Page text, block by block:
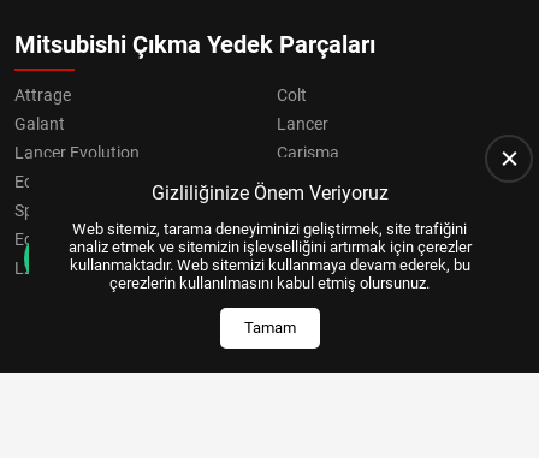
Mitsubishi Çıkma Yedek Parçaları
Attrage
Colt
Galant
Lancer
Lancer Evolution
Carisma
Eclipse
Grandis
Space Star
Eclipse Cross
OUTLANDER
L200
Pajero
Gizliliğinize Önem Veriyoruz
Web sitemiz, tarama deneyiminizi geliştirmek, site trafiğini
analiz etmek ve sitemizin işlevselliğini artırmak için çerezler
kullanmaktadır. Web sitemizi kullanmaya devam ederek, bu
çerezlerin kullanılmasını kabul etmiş olursunuz.
Tamam